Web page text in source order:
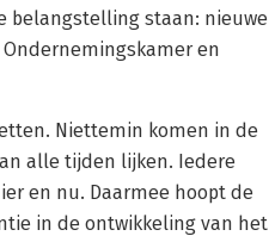
belangstelling staan: nieuwe
en
Niettemin komen in de
alle tijden lijken. Iedere
en nu. Daarmee hoopt de
in de ontwikkeling van het